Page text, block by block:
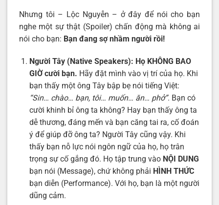
Nhưng tôi – Lộc Nguyễn – ở đây để nói cho bạn
nghe một sự thật (Spoiler) chấn động mà không ai
nói cho bạn: Bạn đang sợ nhầm người rồi!
Người Tây (Native Speakers): Họ KHÔNG BAO
GIỜ cười bạn. Hãy đặt mình vào vị trí của họ. Khi
bạn thấy một ông Tây bập bẹ nói tiếng Việt:
“Sin… chào… bạn, tôi… muốn… ăn… phở”. Bạn có
cười khinh bỉ ông ta không? Hay bạn thấy ông ta
dễ thương, đáng mến và bạn căng tai ra, cố đoán
ý để giúp đỡ ông ta? Người Tây cũng vậy. Khi
thấy bạn nỗ lực nói ngôn ngữ của họ, họ trân
trọng sự cố gắng đó. Họ tập trung vào NỘI DUNG
bạn nói (Message), chứ không phải HÌNH THỨC
bạn diễn (Performance). Với họ, bạn là một người
dũng cảm.